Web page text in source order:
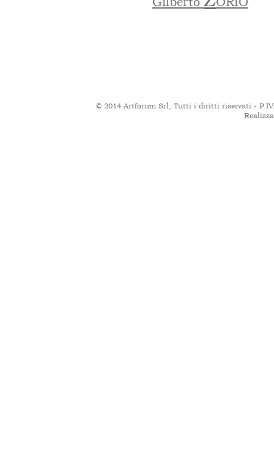
© 2014 Artforum Srl, Tutti i diritti riservati -